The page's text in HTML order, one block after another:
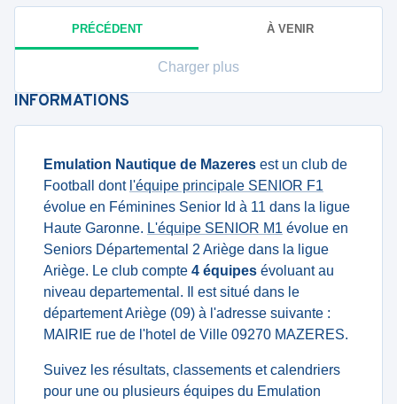
PRÉCÉDENT À VENIR
Charger plus
INFORMATIONS
Emulation Nautique de Mazeres est un club de
Football dont l'équipe principale SENIOR F1
évolue en Féminines Senior Id à 11 dans la ligue
Haute Garonne. L'équipe SENIOR M1 évolue en
Seniors Départemental 2 Ariège dans la ligue
Ariège. Le club compte 4 équipes évoluant au
niveau departemental. Il est situé dans le
département Ariège (09) à l'adresse suivante :
MAIRIE rue de l'hotel de Ville 09270 MAZERES.
Suivez les résultats, classements et calendriers
pour une ou plusieurs équipes du Emulation